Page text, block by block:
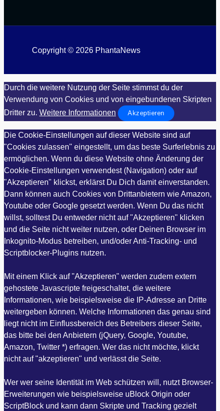
Copyright © 2026 PhantaNews
Durch die weitere Nutzung der Seite stimmst du der
Verwendung von Cookies und von eingebundenen Skripten
Dritter zu. Weitere Informationen Akzeptieren
Die Cookie-Einstellungen auf dieser Website sind auf
"Cookies zulassen" eingestellt, um das beste Surferlebnis zu
ermöglichen. Wenn du diese Website ohne Änderung der
Cookie-Einstellungen verwendest (Navigation) oder auf
"Akzeptieren" klickst, erklärst Du Dich damit einverstanden.
Dann können auch Cookies von Drittanbietern wie Amazon,
Youtube oder Google gesetzt werden. Wenn Du das nicht
willst, solltest Du entweder nicht auf "Akzeptieren" klicken
und die Seite nicht weiter nutzen, oder Deinen Browser im
Inkognito-Modus betreiben, und/oder Anti-Tracking- und
Scriptblocker-Plugins nutzen.
Mit einem Klick auf "Akzeptieren" werden zudem extern
gehostete Javascripte freigeschaltet, die weitere
Informationen, wie beispielsweise die IP-Adresse an Dritte
weitergeben können. Welche Informationen das genau sind
liegt nicht im Einflussbereich des Betreibers dieser Seite,
das bitte bei den Anbietern (jQuery, Google, Youtube,
Amazon, Twitter *) erfragen. Wer das nicht möchte, klickt
nicht auf "akzeptieren" und verlässt die Seite.
Wer wer seine Identität im Web schützen will, nutzt Browser-
Erweiterungen wie beispielsweise uBlock Origin oder
ScriptBlock und kann dann Skripte und Tracking gezielt